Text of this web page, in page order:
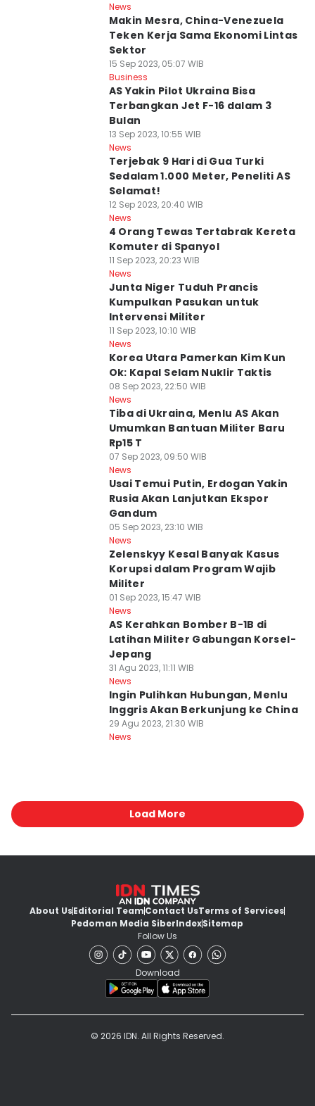
News
Makin Mesra, China-Venezuela
Teken Kerja Sama Ekonomi Lintas
Sektor
15 Sep 2023, 05:07 WIB
Business
AS Yakin Pilot Ukraina Bisa
Terbangkan Jet F-16 dalam 3
Bulan
13 Sep 2023, 10:55 WIB
News
Terjebak 9 Hari di Gua Turki
Sedalam 1.000 Meter, Peneliti AS
Selamat!
12 Sep 2023, 20:40 WIB
News
4 Orang Tewas Tertabrak Kereta
Komuter di Spanyol
11 Sep 2023, 20:23 WIB
News
Junta Niger Tuduh Prancis
Kumpulkan Pasukan untuk
Intervensi Militer
11 Sep 2023, 10:10 WIB
News
Korea Utara Pamerkan Kim Kun
Ok: Kapal Selam Nuklir Taktis
08 Sep 2023, 22:50 WIB
News
Tiba di Ukraina, Menlu AS Akan
Umumkan Bantuan Militer Baru
Rp15 T
07 Sep 2023, 09:50 WIB
News
Usai Temui Putin, Erdogan Yakin
Rusia Akan Lanjutkan Ekspor
Gandum
05 Sep 2023, 23:10 WIB
News
Zelenskyy Kesal Banyak Kasus
Korupsi dalam Program Wajib
Militer
01 Sep 2023, 15:47 WIB
News
AS Kerahkan Bomber B-1B di
Latihan Militer Gabungan Korsel-
Jepang
31 Agu 2023, 11:11 WIB
News
Ingin Pulihkan Hubungan, Menlu
Inggris Akan Berkunjung ke China
29 Agu 2023, 21:30 WIB
News
Load More
About UsEditorial TeamContact UsTerms of Services
Pedoman Media SiberIndexSitemap
Follow Us
Download
© 2026 IDN. All Rights Reserved.